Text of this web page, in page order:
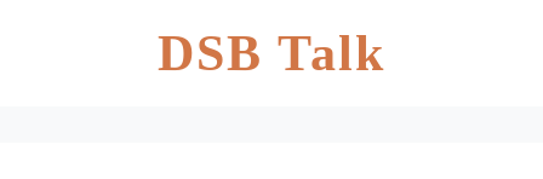
DSB Talk